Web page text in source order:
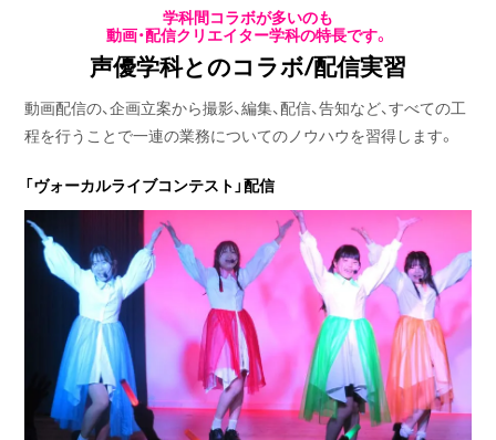
学科間コラボが多いのも
動画・配信クリエイター学科の特長です。
声優学科とのコラボ/配信実習
動画配信の、企画立案から撮影、編集、配信、告知など、すべての工
程を行うことで一連の業務についてのノウハウを習得します。
「ヴォーカルライブコンテスト」配信